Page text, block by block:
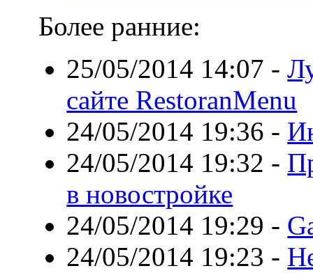
Более ранние:
25/05/2014 14:07 -
сайте RestoranMenu
24/05/2014 19:36 -
24/05/2014 19:32 -
в новостройке
24/05/2014 19:29 -
24/05/2014 19:23 -